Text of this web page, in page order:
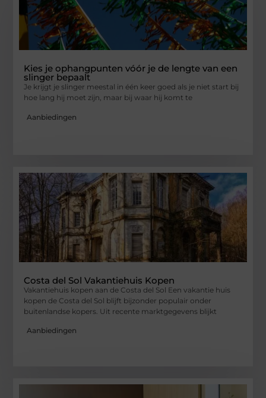
Kies je ophangpunten vóór je de lengte van een
slinger bepaalt
Je krijgt je slinger meestal in één keer goed als je niet start bij
hoe lang hij moet zijn, maar bij waar hij komt te
Aanbiedingen
Costa del Sol Vakantiehuis Kopen
Vakantiehuis kopen aan de Costa del Sol Een vakantie huis
kopen de Costa del Sol blijft bijzonder populair onder
buitenlandse kopers. Uit recente marktgegevens blijkt
Aanbiedingen